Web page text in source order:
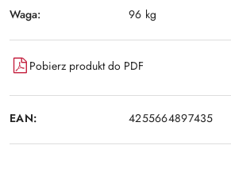
Waga: 96 kg
Pobierz produkt do PDF
EAN: 4255664897435